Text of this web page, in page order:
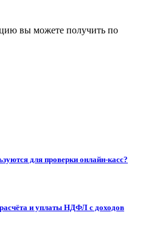
вы можете получить по
для проверки онлайн-касс?
и уплаты НДФЛ с доходов